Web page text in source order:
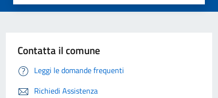
Contatta il comune
Leggi le domande frequenti
Richiedi Assistenza